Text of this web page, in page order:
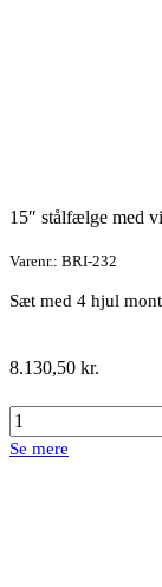
15″ stålfælge med
Varenr.: BRI-232
Sæt med 4 hjul
8.130,50 kr.
15"
stålfælge
med
Se mere